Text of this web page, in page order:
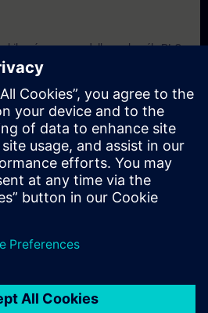
még nem rendelkeznek mély PLC
alapsimeretekkel.
request list and you will be notified